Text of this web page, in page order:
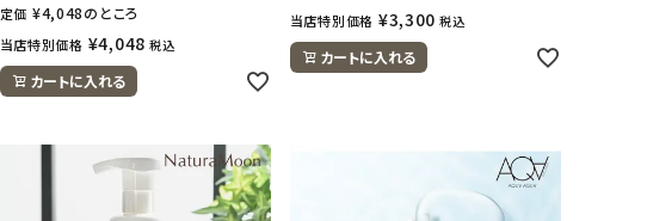
定価 ¥4,048のところ
当店特別価格 ¥4,048 税込
カートに入れる
当店特別価格 ¥3,300 税込
カートに入れる